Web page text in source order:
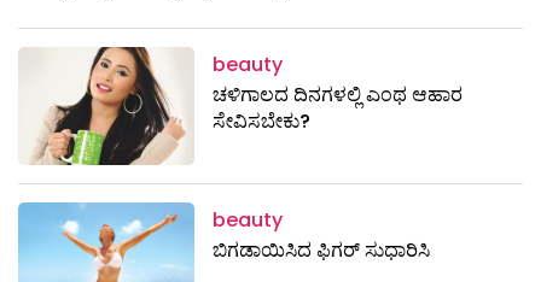
beauty
ಚಳಿಗಾಲದ ದಿನಗಳಲ್ಲಿ ಎಂಥ ಆಹಾರ
ಸೇವಿಸಬೇಕು?
beauty
ಬಿಗಡಾಯಿಸಿದ ಫಿಗರ್ ಸುಧಾರಿಸಿ